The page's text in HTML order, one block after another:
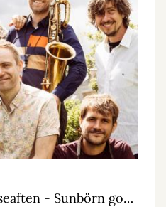
Folkekøkken og danseaften - Sunbörn goes Club! Club!